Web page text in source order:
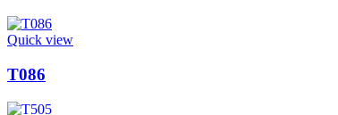
Quick view
T086